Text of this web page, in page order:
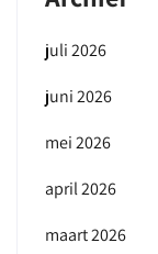
juli 2026
juni 2026
mei 2026
april 2026
maart 2026